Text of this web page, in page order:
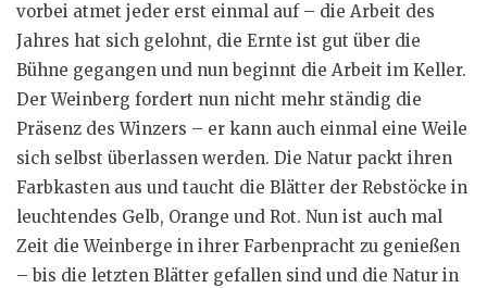
vorbei atmet jeder erst einmal auf – die Arbeit des
Jahres hat sich gelohnt, die Ernte ist gut über die
Bühne gegangen und nun beginnt die Arbeit im Keller.
Der Weinberg fordert nun nicht mehr ständig die
Präsenz des Winzers – er kann auch einmal eine Weile
sich selbst überlassen werden. Die Natur packt ihren
Farbkasten aus und taucht die Blätter der Rebstöcke in
leuchtendes Gelb, Orange und Rot. Nun ist auch mal
Zeit die Weinberge in ihrer Farbenpracht zu genießen
– bis die letzten Blätter gefallen sind und die Natur in